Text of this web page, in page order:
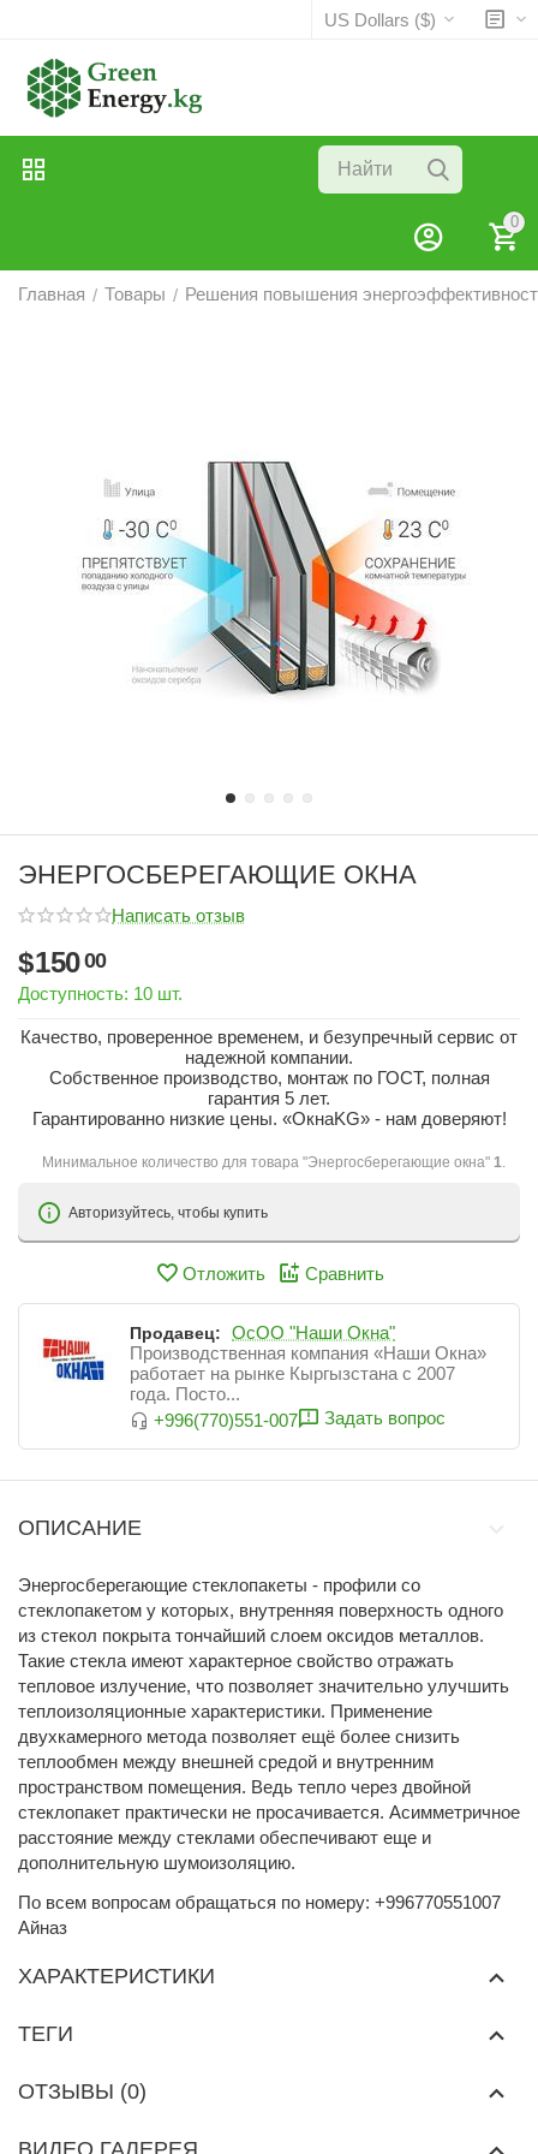
US Dollars ($)
0
Главная / Товары / Решения повышения
ЭНЕРГОСБЕРЕГАЮЩИЕ ОКНА
Написать отзыв
$15000
Доступность: 10 шт.
Качество, проверенное временем, и безупречный сервис от
надежной компании.
Собственное производство, монтаж по ГОСТ, полная
гарантия 5 лет.
Гарантированно низкие цены. «ОкнаKG» - нам доверяют!
Минимальное количество для товара "Энергосберегающие окна" 1.
Авторизуйтесь, чтобы купить
Отложить Сравнить
Продавец:
ОсОО "Наши Окна"
Производственная компания «Наши Окна»
работает на рынке Кыргызстана с 2007
года. Посто...
+996(770)551-007
Задать вопрос
ОПИСАНИЕ
Энергосберегающие стеклопакеты - профили со
стеклопакетом у которых, внутренняя поверхность одного
из стекол покрыта тончайший слоем оксидов металлов.
Такие стекла имеют характерное свойство отражать
тепловое излучение, что позволяет значительно улучшить
теплоизоляционные характеристики. Применение
двухкамерного метода позволяет ещё более снизить
теплообмен между внешней средой и внутренним
пространством помещения. Ведь тепло через двойной
стеклопакет практически не просачивается. Асимметричное
расстояние между стеклами обеспечивают еще и
дополнительную шумоизоляцию.
По всем вопросам обращаться по номеру: +996770551007
Айназ
ХАРАКТЕРИСТИКИ
ТЕГИ
ОТЗЫВЫ (0)
ВИДЕО ГАЛЕРЕЯ